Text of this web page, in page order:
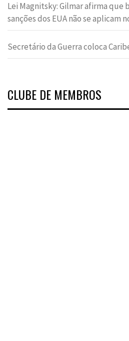
Lei Magnitsky: Gilmar afirma que
sanções dos EUA não se aplicam
Secretário da Guerra coloca
CLUBE DE MEMBROS